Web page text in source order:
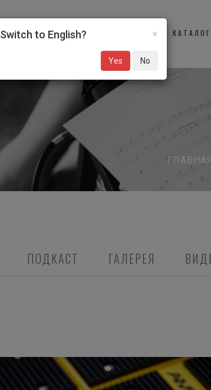
О НАС УЧАСТНИКИ
ПОДКАСТ ГАЛЕРЕЯ
×
Switch to English?
Yes No